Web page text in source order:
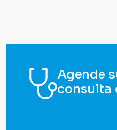
Agende
consulta